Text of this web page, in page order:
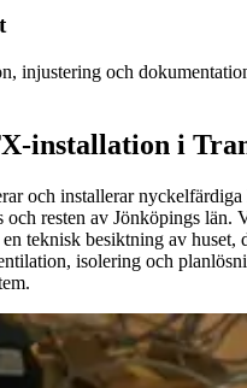
injustering och
installation i
och installerar
och resten av Jönköpings län.
teknisk besiktning av huset,
isolering och